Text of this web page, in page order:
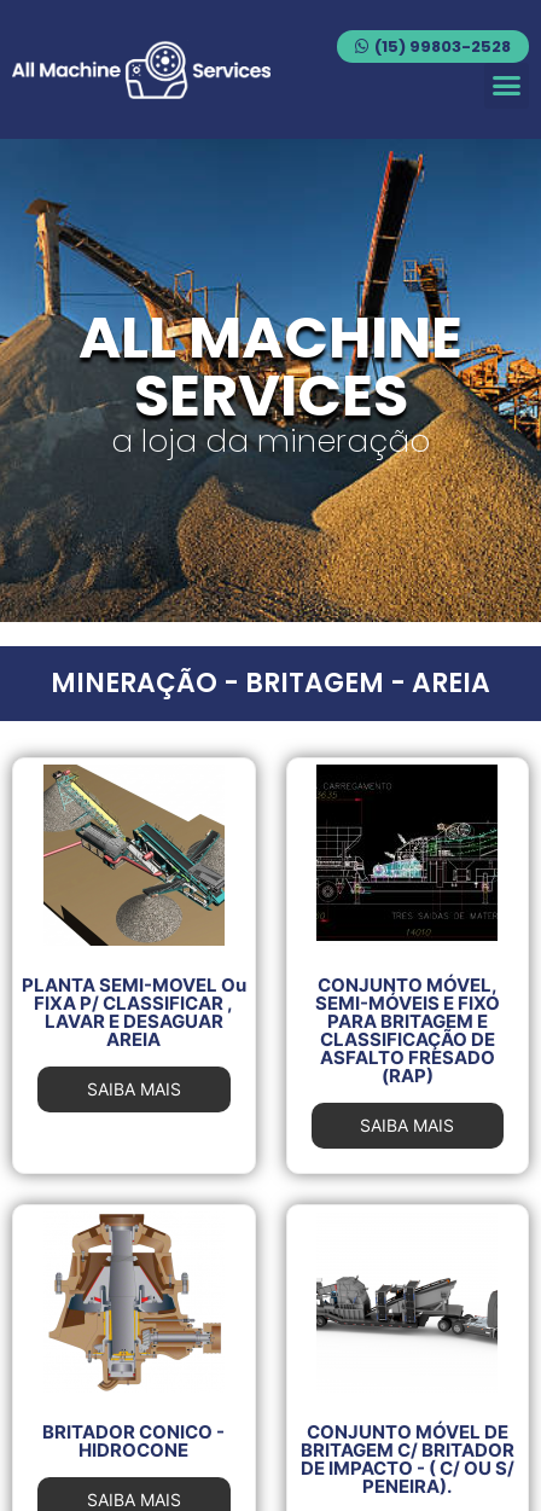
(15) 99803-2528
ALL MACHINE
SERVICES
a loja da mineração
MINERAÇÃO - BRITAGEM - AREIA
PLANTA SEMI-MOVEL Ou
FIXA P/ CLASSIFICAR ,
LAVAR E DESAGUAR
AREIA
SAIBA MAIS
CONJUNTO MÓVEL,
SEMI-MÓVEIS E FIXO
PARA BRITAGEM E
CLASSIFICAÇÃO DE
ASFALTO FRESADO
(RAP)
SAIBA MAIS
BRITADOR CONICO -
HIDROCONE
SAIBA MAIS
CONJUNTO MÓVEL DE
BRITAGEM C/ BRITADOR
DE IMPACTO - ( C/ OU S/
PENEIRA).